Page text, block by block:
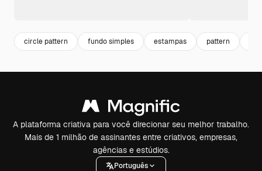
circle pattern fundo simples estampas pattern
A plataforma criativa para você direcionar seu melhor trabalho.
Mais de 1 milhão de assinantes entre criativos, empresas,
agências e estúdios.
Português